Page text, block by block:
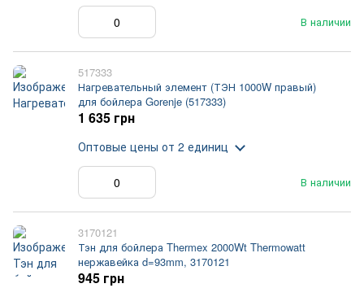
В наличии
517333
Нагревательный элемент (ТЭН 1000W правый)
для бойлера Gorenje (517333)
В наличии
1 635 грн
Оптовые цены от 2 единиц
3170121
Тэн для бойлера Thermex 2000Wt Thermowatt
нержавейка d=93mm, 3170121
945 грн